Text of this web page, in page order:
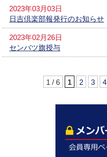
2023年03月03日
日吉倶楽部報発行のお知らせ
2023年02月26日
センバツ旗授与
1 / 6 1 2 3 4